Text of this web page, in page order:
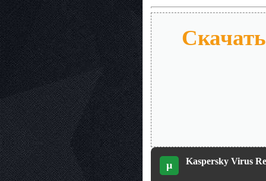
µ Kaspersky Virus